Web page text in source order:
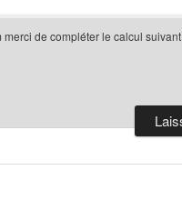
de compléter le calcul suivant